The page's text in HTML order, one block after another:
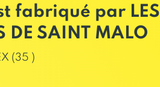
fabriqué par LES
DE SAINT MALO
(35 )